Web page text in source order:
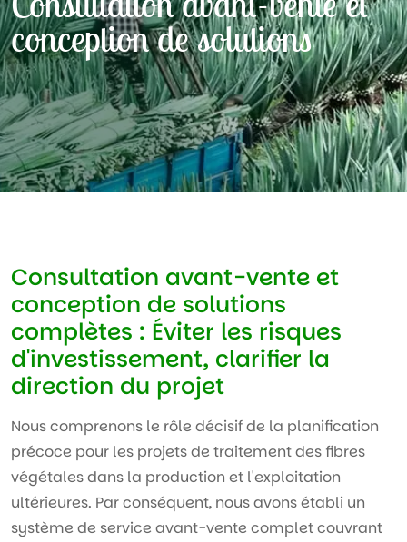
conception de solutions
Consultation avant-vente et
conception de solutions
complètes : Éviter les risques
d'investissement, clarifier la
direction du projet
Nous comprenons le rôle décisif de la planification
précoce pour les projets de traitement des fibres
végétales dans la production et l'exploitation
ultérieures. Par conséquent, nous avons établi un
système de service avant-vente complet couvrant